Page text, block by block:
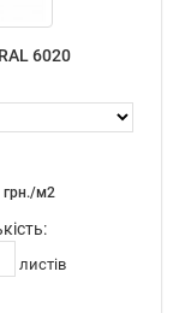
6020
грн./м2
листiв